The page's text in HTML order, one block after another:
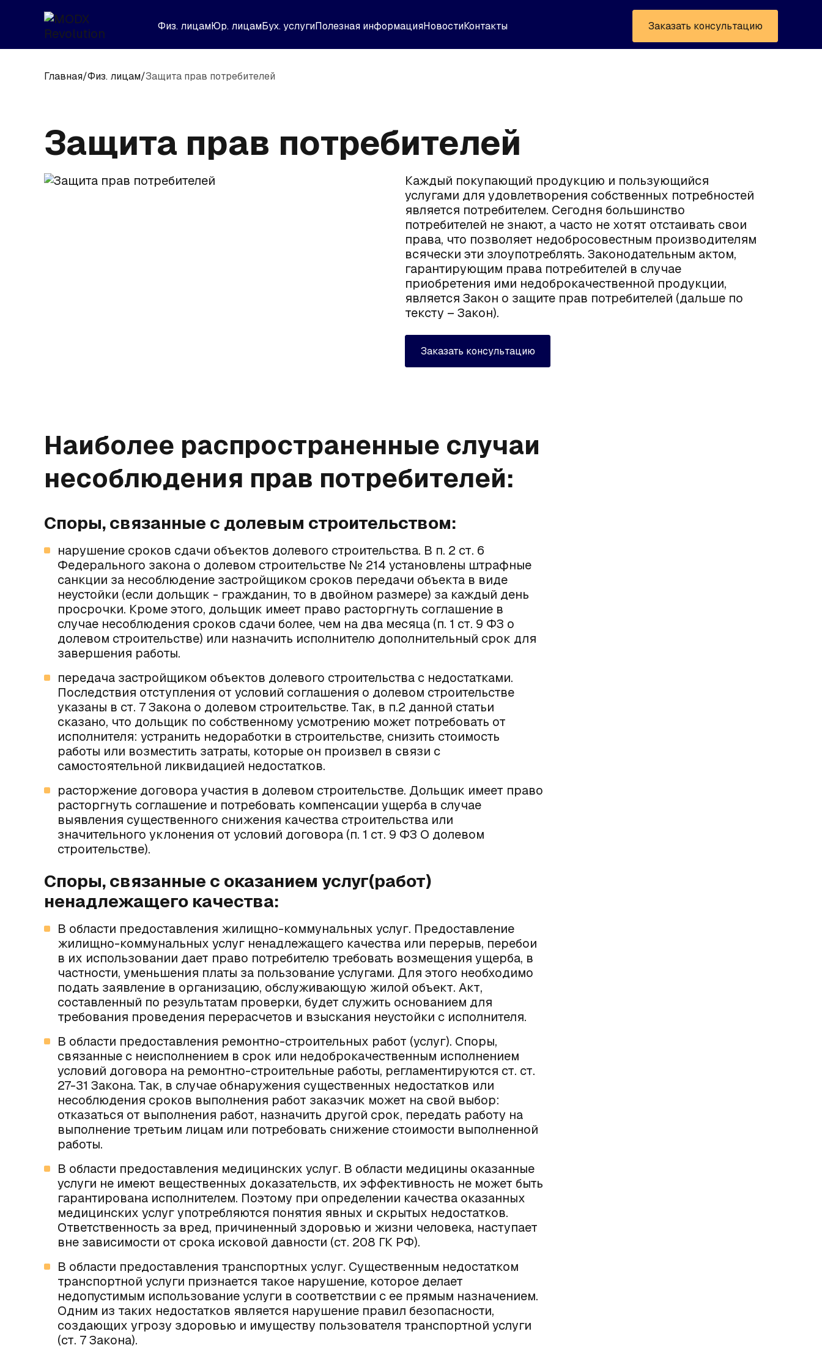
Физ. лицамЮр. лицамБух. услугиПолезная информацияНовостиКонтакты Заказать консультацию
Главная/Физ. лицам/Защита прав потребителей
Защита прав потребителей
Каждый покупающий продукцию и пользующийся
услугами для удовлетворения собственных потребностей
является потребителем. Сегодня большинство
потребителей не знают, а часто не хотят отстаивать свои
права, что позволяет недобросовестным производителям
всячески эти злоупотреблять. Законодательным актом,
гарантирующим права потребителей в случае
приобретения ими недоброкачественной продукции,
является Закон о защите прав потребителей (дальше по
тексту – Закон).
Заказать консультацию
Наиболее распространенные случаи
несоблюдения прав потребителей:
Споры, связанные с долевым строительством:
нарушение сроков сдачи объектов долевого строительства. В п. 2 ст. 6
Федерального закона о долевом строительстве № 214 установлены штрафные
санкции за несоблюдение застройщиком сроков передачи объекта в виде
неустойки (если дольщик - гражданин, то в двойном размере) за каждый день
просрочки. Кроме этого, дольщик имеет право расторгнуть соглашение в
случае несоблюдения сроков сдачи более, чем на два месяца (п. 1 ст. 9 ФЗ о
долевом строительстве) или назначить исполнителю дополнительный срок для
завершения работы.
передача застройщиком объектов долевого строительства с недостатками.
Последствия отступления от условий соглашения о долевом строительстве
указаны в ст. 7Закона о долевом строительстве. Так, в п.2 данной статьи
сказано, что дольщик по собственному усмотрению может потребовать от
исполнителя: устранить недоработки в строительстве, снизить стоимость
работы или возместить затраты, которые он произвел в связи с
самостоятельной ликвидацией недостатков.
расторжение договора участия в долевом строительстве. Дольщик имеет право
расторгнуть соглашение и потребовать компенсации ущерба в случае
выявления существенного снижения качества строительства или
значительного уклонения от условий договора (п. 1 ст. 9 ФЗ О долевом
строительстве).
Споры, связанные с оказанием услуг(работ)
ненадлежащего качества:
В области предоставления жилищно-коммунальных услуг. Предоставление
жилищно-коммунальных услуг ненадлежащего качества или перерыв, перебои
в их использовании дает право потребителю требовать возмещения ущерба, в
частности, уменьшения платы за пользование услугами. Для этого необходимо
подать заявление в организацию, обслуживающую жилой объект. Акт,
составленный по результатам проверки, будет служить основанием для
требования проведения перерасчетов и взыскания неустойки с исполнителя.
В области предоставления ремонтно-строительных работ (услуг). Споры,
связанные с неисполнением в срок или недоброкачественным исполнением
условий договора на ремонтно-строительные работы, регламентируются ст. ст.
27-31 Закона. Так, в случае обнаружения существенных недостатков или
несоблюдения сроков выполнения работ заказчик может на свой выбор:
отказаться от выполнения работ, назначить другой срок, передать работу на
выполнение третьим лицам или потребовать снижение стоимости выполненной
работы.
В области предоставления медицинских услуг. В области медицины оказанные
услуги не имеют вещественных доказательств, их эффективность не может быть
гарантирована исполнителем. Поэтому при определении качества оказанных
медицинских услуг употребляются понятия явных и скрытых недостатков.
Ответственность за вред, причиненный здоровью и жизни человека, наступает
вне зависимости от срока исковой давности (ст. 208 ГК РФ).
В области предоставления транспортных услуг. Существенным недостатком
транспортной услуги признается такое нарушение, которое делает
недопустимым использование услуги в соответствии с ее прямым назначением.
Одним из таких недостатков является нарушение правил безопасности,
создающих угрозу здоровью и имуществу пользователя транспортной услуги
(ст. 7 Закона).